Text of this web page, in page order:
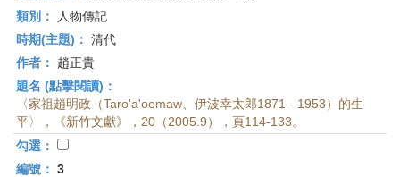
類別：
人物傳記
時期(主題)： 清代
作者：
趙正貴
題名 (點擊閱讀)：
〈家祖趙明政（Taro'a'oemaw、伊波幸太郎1871 - 1953）的生
平〉，《新竹文獻》，20（2005.9），頁114-133。
勾選：
編號： 3